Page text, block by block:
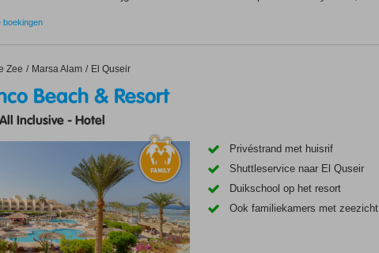
boekingen
Zee Marsa Alam El Quseir
& Resort
Beach & Resort
All Inclusive-Hotel
Privéstrand met huisrif
Shuttleservice naar El Quseir
Duikschool op het resort
Ook familiekamers met zeezicht